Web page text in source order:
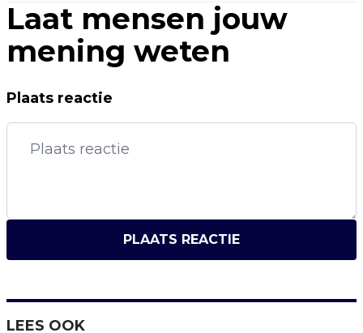
Laat mensen jouw
mening weten
Plaats reactie
PLAATS REACTIE
LEES OOK